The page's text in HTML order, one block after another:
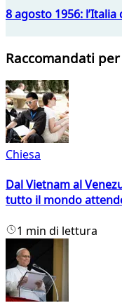
8 agosto 1956:
Raccomandati
Chiesa
Dal Vietnam al
tutto il mondo
1 min di lettura